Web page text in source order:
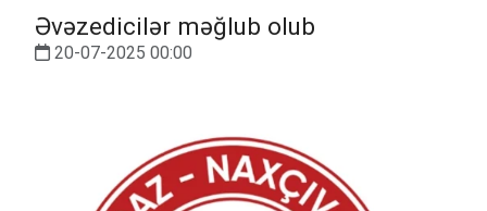
Əvəzedicilər məğlub olub
20-07-2025 00:00